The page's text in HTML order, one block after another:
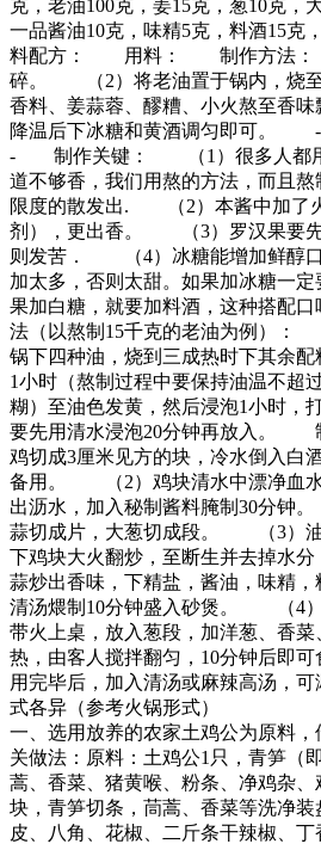
克，老油100克，姜15克，葱10克，
一品酱油10克，味精5克，料酒15
料配方： 用料： 制作方法：
碎。 （2）将老油置于锅内，烧至
香料、姜蒜蓉、醪糟、小火熬至香味
降温后下冰糖和黄酒调匀即可。
- 制作关键： （1）很多人都用
道不够香，我们用熬的方法，而且
限度的散发出. （2）本酱中加了
剂），更出香。 （3）罗汉果要先
则发苦． （4）冰糖能增加鲜醇口
加太多，否则太甜。如果加冰糖一
果加白糖，就要加料酒，这种搭
法（以熬制15千克的老油为
锅下四种油，烧到三成热时下其余配
1小时（熬制过程中要保持油温不超
糊）至油色发黄，然后浸泡1小时，
要先用清水浸泡20分钟再放入
鸡切成3厘米见方的块，冷水倒入白
备用。 （2）鸡块清水中漂净血水
出沥水，加入秘制酱料腌制30分
蒜切成片，大葱切成段。 （3）油
下鸡块大火翻炒，至断生并去掉水分
蒜炒出香味，下精盐，酱油，味精
清汤煨制10分钟盛入砂煲。 （4）
带火上桌，放入葱段，加洋葱、香
热，由客人搅拌翻匀，10分钟后
用完毕后，加入清汤或麻辣高汤，
式各异（参考火锅形式）
一、选用放养的农家土鸡公为原料
关做法：原料：土鸡公1只，青笋（
蒿、香菜、猪黄喉、粉条、净鸡杂、
块，青笋切条，茼蒿、香菜等洗净
皮、八角、花椒、二斤条干辣椒、